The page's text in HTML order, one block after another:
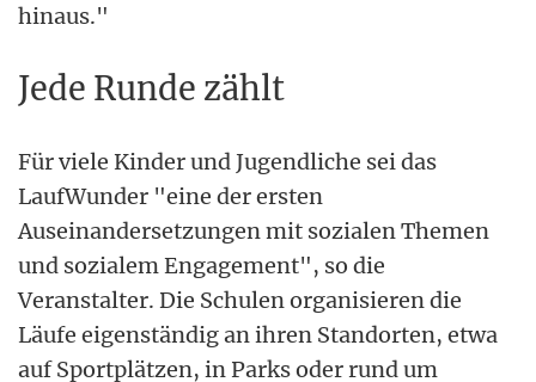
hinaus."
Jede Runde zählt
Für viele Kinder und Jugendliche sei das
LaufWunder "eine der ersten
Auseinandersetzungen mit sozialen Themen
und sozialem Engagement", so die
Veranstalter. Die Schulen organisieren die
Läufe eigenständig an ihren Standorten, etwa
auf Sportplätzen, in Parks oder rund um